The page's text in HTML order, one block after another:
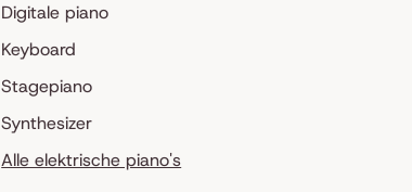
Digitale piano
Keyboard
Stagepiano
Synthesizer
Alle elektrische piano's